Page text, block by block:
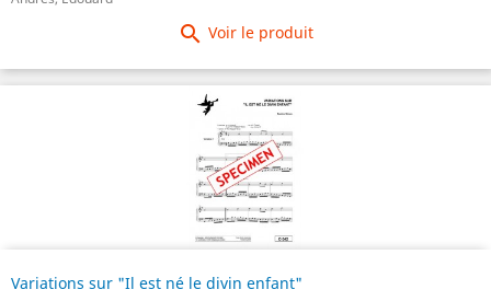
 Voir le produit
Variations sur "Il est né le divin enfant"